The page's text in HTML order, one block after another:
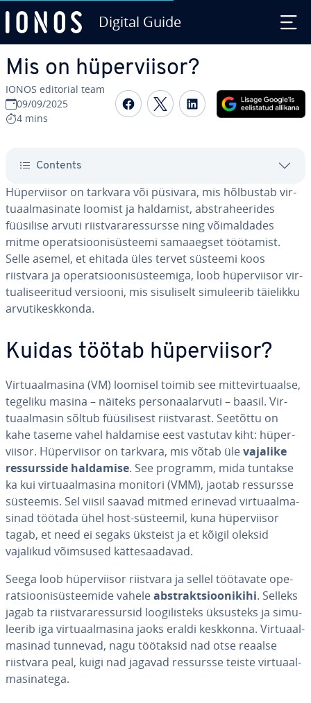
Digital Guide
Mis on hü­per­vii­sor?
IONOS editorial team
09/09/2025
4 mins
Share on Facebook
Share on Twitter
Share on
Contents
Hü­per­vii­sor on tarkvara või püsivara, mis hõlbustab vir­
tuaal­ma­si­nate loomist ja haldamist, abst­ra­hee­ri­des
füüsilise arvuti riist­va­ra­res­sursse ning või­mal­da­des
mitme ope­rat­sioo­ni­süs­teemi sa­ma­aeg­set töötamist.
Selle asemel, et ehitada üles tervet süsteemi koos
riistvara ja ope­rat­sioo­ni­süs­tee­miga, loob hü­per­vii­sor vir­
tua­li­see­ri­tud versiooni, mis si­su­li­selt si­mu­lee­rib täielikku
ar­vu­ti­kesk­konda.
Kuidas töötab hü­per­vii­sor?
Vir­tuaal­ma­sina (VM) loomisel toimib see mit­te­vir­tuaalse,
tegeliku masina – näiteks per­so­naal­ar­vuti – baasil. Vir­
tuaal­ma­sin sõltub füü­si­li­sest riist­va­rast. Seetõttu on
kahe taseme vahel haldamise eest vastutav kiht: hü­per­
vii­sor. Hü­per­vii­sor on tarkvara, mis võtab ülevajalike
res­surs­side haldamise. See programm, mida tuntakse
ka kui vir­tuaal­ma­sina monitori (VMM), jaotab ressursse
süsteemis. Sel viisil saavad mitmed erinevad vir­tuaal­ma­
si­nad töötada ühel host-süsteemil, kuna hü­per­vii­sor
tagab, et need ei segaks üksteist ja et kõigil oleksid
vajalikud võimsused kät­te­saa­da­vad.
Seega loob hü­per­vii­sor riistvara ja sellel töötavate ope­
rat­sioo­ni­süs­teemide vaheleabst­rakt­sioo­ni­kihi. Selleks
jagab ta riist­va­ra­res­sur­sid loo­gi­lis­teks üksusteks ja si­mu­
lee­rib iga vir­tuaal­ma­sina jaoks eraldi keskkonna. Vir­tuaal­
ma­si­nad tunnevad, nagu töötaksid nad otse reaalse
riistvara peal, kuigi nad jagavad ressursse teiste vir­tuaal­
ma­si­na­tega.